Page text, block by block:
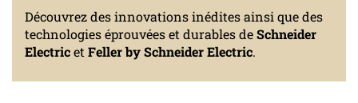
Découvrez des innovations inédites ainsi que des
technologies éprouvées et durables deSchneider
Electricet Feller by Schneider Electric.